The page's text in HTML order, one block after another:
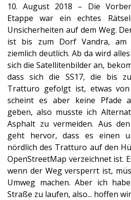
10. August 2018 – Die
Etappe war ein echtes
Unsicherheiten auf dem Weg.
ist bis zum Dorf Vandra, am
ziemlich deutlich. Ab da wird
sich die Satellitenbilder an,
dass sich die SS17, die bis
Tratturo gefolgt ist, etwas
scheint es aber keine Pfade
geben, also musste ich
Asphalt zu vermeiden. Aus
geht hervor, dass es einen
nördlich des Tratturo auf den
OpenStreetMap verzeichnet ist.
wenn der Weg versperrt ist,
Umweg machen. Aber ich
Straße zu laufen, also... hoffen